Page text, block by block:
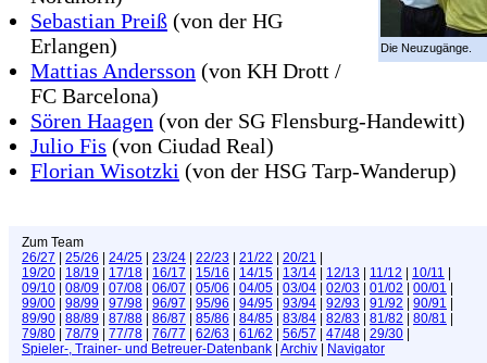
Die Neuzugänge.
Sebastian Preiß (von der HG
Erlangen)
Mattias Andersson (von KH Drott /
FC Barcelona)
Sören Haagen (von der SG Flensburg-Handewitt)
Julio Fis (von Ciudad Real)
Florian Wisotzki (von der HSG Tarp-Wanderup)
Zum Team
26/27 | 25/26 | 24/25 | 23/24 | 22/23 | 21/22 | 20/21 |
19/20 | 18/19 | 17/18 | 16/17 | 15/16 | 14/15 | 13/14 | 12/13 | 11/12 | 10/11 |
09/10 | 08/09 | 07/08 | 06/07 | 05/06 | 04/05 | 03/04 | 02/03 | 01/02 | 00/01 |
99/00 | 98/99 | 97/98 | 96/97 | 95/96 | 94/95 | 93/94 | 92/93 | 91/92 | 90/91 |
89/90 | 88/89 | 87/88 | 86/87 | 85/86 | 84/85 | 83/84 | 82/83 | 81/82 | 80/81 |
79/80 | 78/79 | 77/78 | 76/77 | 62/63 | 61/62 | 56/57 | 47/48 | 29/30 |
Spieler-, Trainer- und Betreuer-Datenbank | Archiv | Navigator